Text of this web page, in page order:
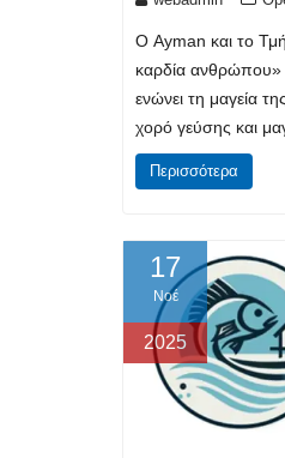
Ο Ayman και το
καρδία ανθρώπου»
ενώνει τη μαγεία
χορό γεύσης και
Περισσότερα
17
Νοέ
2025